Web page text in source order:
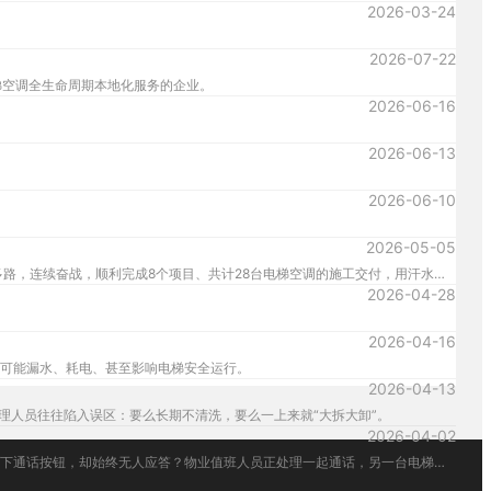
2026-03-24
2026-07-22
调全生命周期本地化服务的企业。
2026-06-16
2026-06-13
2026-06-10
2026-05-05
2026年五一劳动节，当大多数人沉浸在出游或休息的惬意中时，里邦达的工程师们却度过了一个名副其实的“劳动节”——从连江到福州，再到莆田仙游，他们兵分多路，连续奋战，顺利完成8个项目、共计28台电梯空调的施工交付，用汗水为节日写下最生动的注脚。
2026-04-28
2026-04-16
漏水、耗电、甚至影响电梯安全运行。
2026-04-13
员往往陷入误区：要么长期不清洗，要么一上来就“大拆大卸”。
2026-04-02
电梯，是现代都市垂直延伸的生命线。然而，当电梯突发故障，困在狭小空间里的那一刻，每一秒的等待都显得无比漫长。您是否设想过这样的场景：乘客焦急地按下通话按钮，却始终无人应答？物业值班人员正处理一起通话，另一台电梯又突发故障，求助电话陷入占线忙音？夜间值班室无人，紧急呼叫陷入“无人区”？